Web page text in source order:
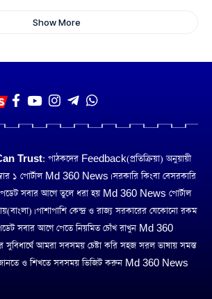
Show More
Trust: পাঠকদের Feedback(প্রতিক্রিয়া) অনুয়ায়ী
১ পোর্টাল Md 360 News। সরকারি কিংবা বেসরকারি
সবার আগে তুলে ধরা হয় Md 360 News পোর্টাল
পাশাপাশি কেন্দ্র ও রাজ্য সরকারের যেকোনো রকম
সবার আগে পেতে নিয়মিত চোঁখ রাখুন Md 360
সুবিধার্থে আমরা সবসময় চেষ্টা করি সহজ সরল ভাষায় সমস্ত
ও শিখতে সবসময় ভিজিট করুন Md 360 News